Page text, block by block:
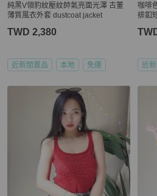
純黑V領豹紋壓紋帥氣亮面光澤 古董
薄質風衣外套 dustcoat jacket
TWD 2,380
近新閒置品 本地 免運
咖啡
排釦
近